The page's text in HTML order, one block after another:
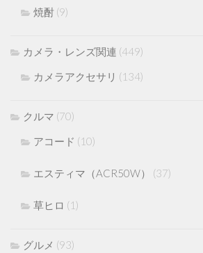
焼酎 (9)
カメラ・レンズ関連 (449)
カメラアクセサリ (134)
クルマ (70)
アコード (10)
エスティマ（ACR50W） (37)
草ヒロ (1)
グルメ (93)